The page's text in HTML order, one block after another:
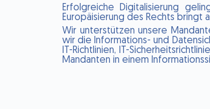
Erfolgreiche Digitalisierung
Europäisierung des Rechts bringt
Wir unterstützen unsere
wir die Informations- und
IT-Richtlinien, IT-
Mandanten in einem